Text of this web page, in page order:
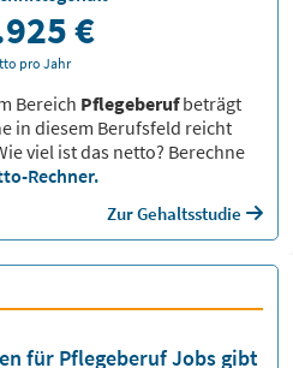
Bereich Pflegeberufbeträgt
in diesem Berufsfeld reicht
viel ist das netto? Berechne
Rechner.
Zur Gehaltsstudie
€
pro Jahr
für Pflegeberuf Jobs gibt